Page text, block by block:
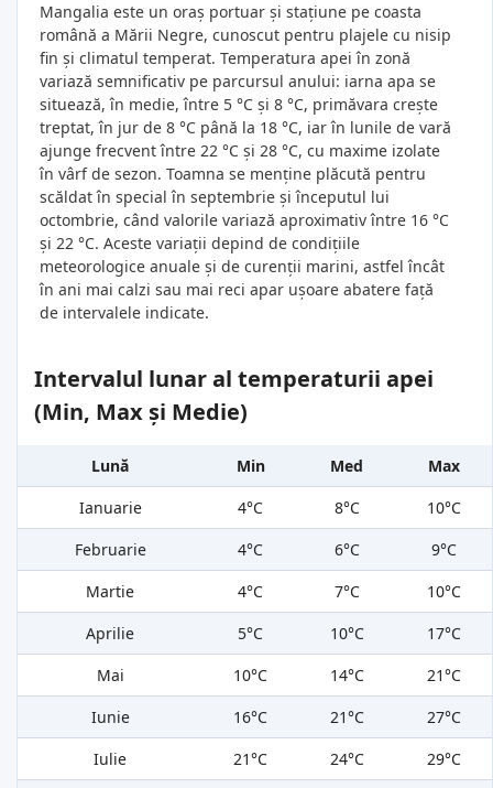
Mangalia este un oraș portuar și stațiune pe coasta
română a Mării Negre, cunoscut pentru plajele cu nisip
fin și climatul temperat. Temperatura apei în zonă
variază semnificativ pe parcursul anului: iarna apa se
situează, în medie, între 5 °C și 8 °C, primăvara crește
treptat, în jur de 8 °C până la 18 °C, iar în lunile de vară
ajunge frecvent între 22 °C și 28 °C, cu maxime izolate
în vârf de sezon. Toamna se menține plăcută pentru
scăldat în special în septembrie și începutul lui
octombrie, când valorile variază aproximativ între 16 °C
și 22 °C. Aceste variații depind de condițiile
meteorologice anuale și de curenții marini, astfel încât
în ani mai calzi sau mai reci apar ușoare abatere față
de intervalele indicate.
Intervalul lunar al temperaturii apei
(Min, Max și Medie)
Lună Min Med
Max
Ianuarie
4°C 8°C
10°C
Februarie
4°C 6°C
9°C
Martie
4°C 7°C
10°C
Aprilie
5°C 10°C
17°C
Mai
10°C 14°C
21°C
Iunie
16°C 21°C
27°C
Iulie
21°C 24°C
29°C